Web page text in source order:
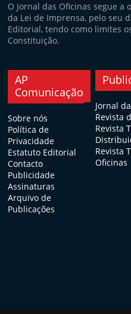
O Jornal das Oficinas segue
da Lei de Imprensa, pelo seu
Editorial, tendo como limites
Constituição.
AP
Comunicação
Sobre nós
Política de
Privacidade
Estatuto Editorial
Contacto
Publicidade
Assinaturas
Arquivo de
Publicações
Jornal
Revista
Revista
Revista
Oficinas